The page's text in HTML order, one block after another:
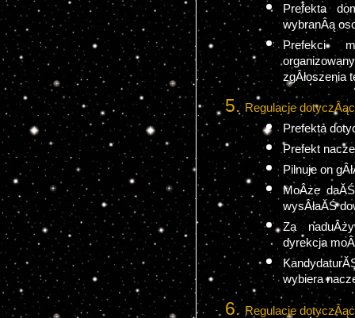
Prefekta
wybranÂą
Prefekci
zgÂłoszenia
Regulacje
Prefekta
Prefekt
Pilnuje on
MoÂże
wysÂłaĂŚ
Za
dyrekcja
wybiera
Regulacje